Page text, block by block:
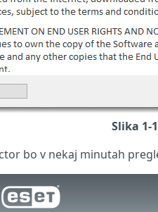
Slika 1-1
bo v nekaj minutah